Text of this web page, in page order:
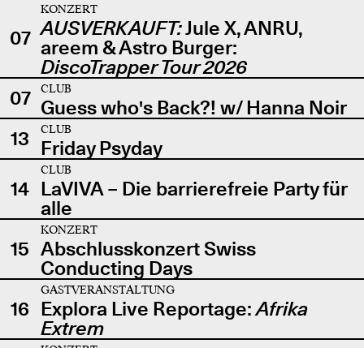
07
KONZERT
AUSVERKAUFT:Jule X, ANRU,
areem & Astro Burger:
DiscoTrapper Tour 2026
07
CLUB
Guess who's Back?! w/ Hanna Noir
13
CLUB
Friday Psyday
14
CLUB
LaVIVA – Die barrierefreie Party für
alle
15
KONZERT
Abschlusskonzert Swiss
Conducting Days
16
GASTVERANSTALTUNG
Explora Live Reportage:Afrika
Extrem